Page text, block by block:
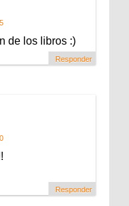
de los libros :)
Responder
Responder